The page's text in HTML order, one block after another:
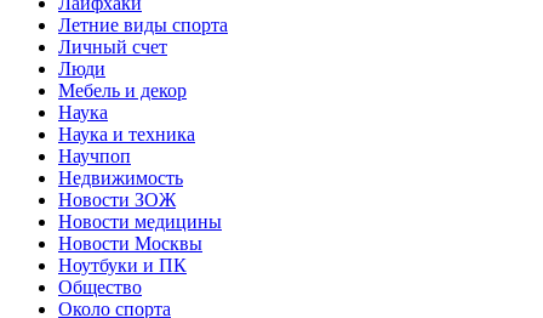
Летние виды спорта
Личный счет
Люди
Мебель и декор
Наука
Наука и техника
Научпоп
Недвижимость
Новости ЗОЖ
Новости медицины
Новости Москвы
Ноутбуки и ПК
Общество
Около спорта